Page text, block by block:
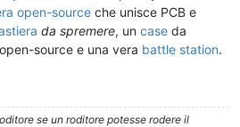
open-source che unisce PCB e
da spremere, un case da
open-source e una vera battle station.
se un roditore potesse rodere il